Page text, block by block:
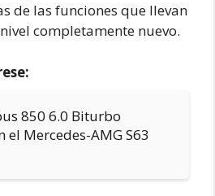
de las funciones que llevan
completamente nuevo.
850 6.0 Biturbo
el Mercedes-AMG S63